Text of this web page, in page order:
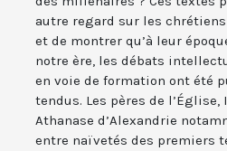
autre regard sur les
et de montrer qu’à leur
notre ère, les débats
en voie de formation ont été
tendus. Les pères de l’Église,
Athanase d’Alexandrie
entre naïvetés des premiers